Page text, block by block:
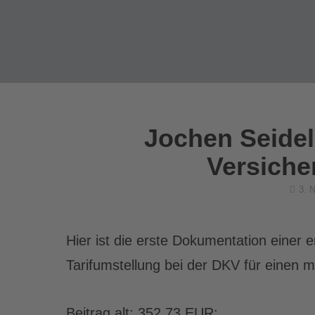
Jochen
3.
Hier ist die erste Dokumentation einer
Tarifumstellung bei der DKV für einen